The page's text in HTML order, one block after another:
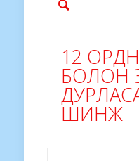
12
БОЛОН
ШИНЖ